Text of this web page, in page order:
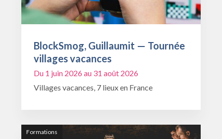
BlockSmog, Guillaumit — Tournée
villages vacances
Du 1 juin 2026 au 31 août 2026
Villages vacances, 7 lieux en France
Formations